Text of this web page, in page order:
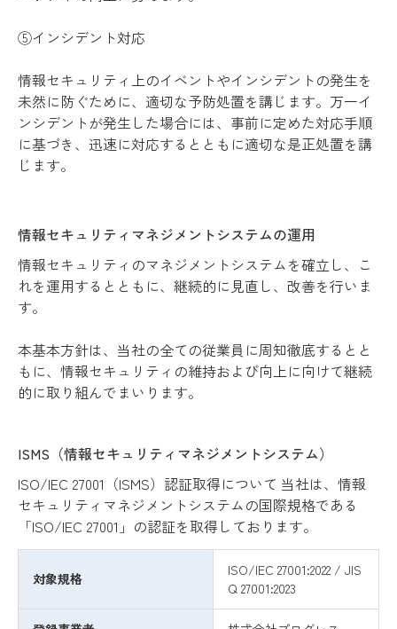
⑤インシデント対応
情報セキュリティ上のイベントやインシデントの発生を
未然に防ぐために、適切な予防処置を講じます。万一イ
ンシデントが発生した場合には、事前に定めた対応手順
に基づき、迅速に対応するとともに適切な是正処置を講
じます。
情報セキュリティマネジメントシステムの運用
情報セキュリティのマネジメントシステムを確立し、こ
れを運用するとともに、継続的に見直し、改善を行いま
す。
本基本方針は、当社の全ての従業員に周知徹底するとと
もに、情報セキュリティの維持およ び向上に向けて継続
的に取り組んでまいります。
ISMS（情報セキュリティマネジメントシステム）
ISO/IEC 27001（ISMS）認証取得について 当社は、情報
セキュリティマネジメントシステムの国際規格である
「ISO/IEC 27001」の認証を取得しております。
対象規格
ISO/IEC 27001:2022 / JIS
Q 27001:2023